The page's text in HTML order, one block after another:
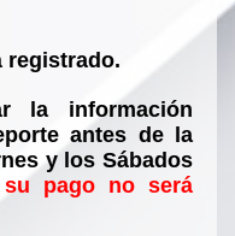
registrado.
la información
antes de la
y los Sábados
su pago no será